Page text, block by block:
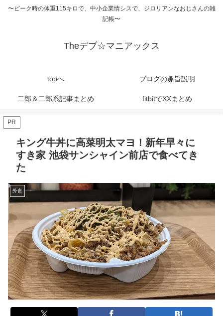
〜ピーク時の体重115キロで、中小企業情シスで、ジロリアンなおじさんの雑
記帳〜
Theデブ☆マニアックス
topへ ブログの趣旨説明
二郎＆二郎系記事まとめ fitbitでXXまとめ
PR
キング牛丼に高菜明太マヨ！新年早々に
すき家 池袋サンシャイン前店で食べてき
た
外食